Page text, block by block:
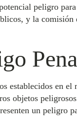
peligro
y la
establecidos en el
objetos
un peligro